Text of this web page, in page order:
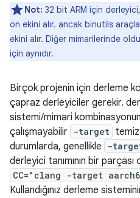
Not: 32 bit ARM için derleyici,
ön ekini alır. ancak binutils
ekini alır. Diğer mimarilerinde
için aynıdır.
Birçok projenin için derleme
çapraz derleyiciler gerekir.
sistemi/mimari
çalışmayabilir -target
durumlarda, genellikle
-
derleyici tanımının bir
CC="clang -target
Kullandığınız derleme